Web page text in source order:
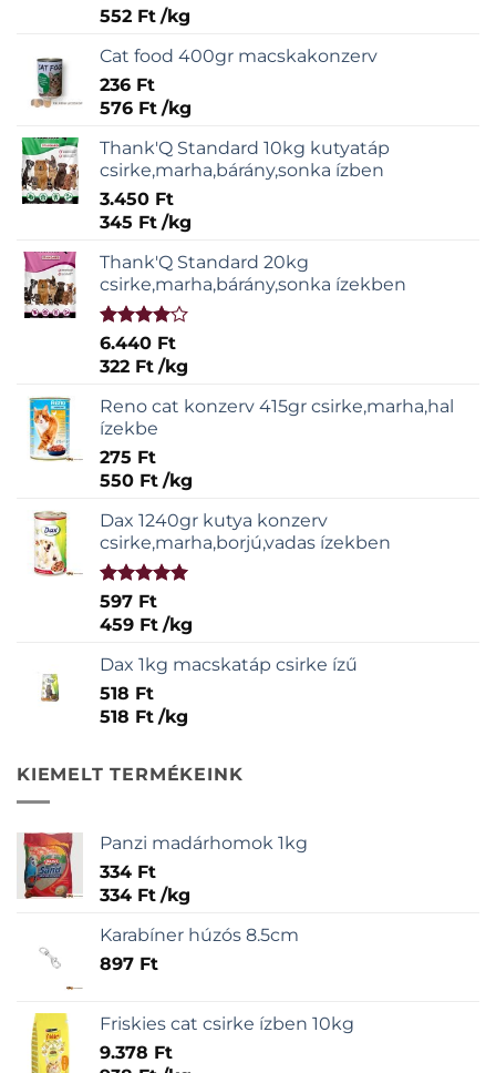
5.00/ 5
552 Ft /kg
Cat food 400gr macskakonzerv
236 Ft
576 Ft /kg
Thank'Q Standard 10kg kutyatáp
csirke,marha,bárány,sonka ízben
3.450 Ft
345 Ft /kg
Thank'Q Standard 20kg
csirke,marha,bárány,sonka ízekben
Értékelés:
4.00 / 5
6.440 Ft
322 Ft /kg
Reno cat konzerv 415gr csirke,marha,hal
ízekbe
275 Ft
550 Ft /kg
Dax 1240gr kutya konzerv
csirke,marha,borjú,vadas ízekben
Értékelés:
5.00/ 5
597 Ft
459 Ft /kg
Dax 1kg macskatáp csirke ízű
518 Ft
518 Ft /kg
KIEMELT TERMÉKEINK
Panzi madárhomok 1kg
334 Ft
334 Ft /kg
Karabíner húzós 8.5cm
897 Ft
Friskies cat csirke ízben 10kg
9.378 Ft